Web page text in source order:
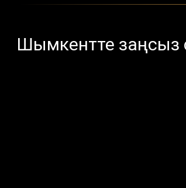
Шымкентте заңсыз